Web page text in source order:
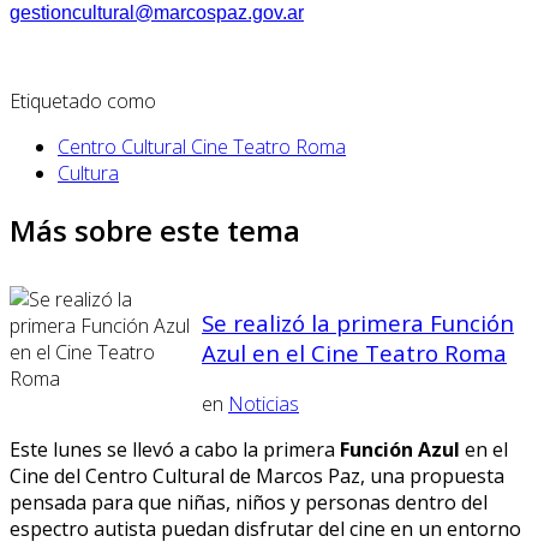
gestioncultural@marcospaz.gov.ar
Etiquetado como
Centro Cultural Cine Teatro Roma
Cultura
Más sobre este tema
Se realizó la primera Función
Azul en el Cine Teatro Roma
en Noticias
Este lunes se llevó a cabo la primera Función Azul en el
Cine del Centro Cultural de Marcos Paz, una propuesta
pensada para que niñas, niños y personas dentro del
espectro autista puedan disfrutar del cine en un entorno